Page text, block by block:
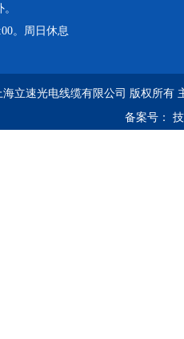
。周日休息
海立速光电线缆有限公司 版权所有
备案号：